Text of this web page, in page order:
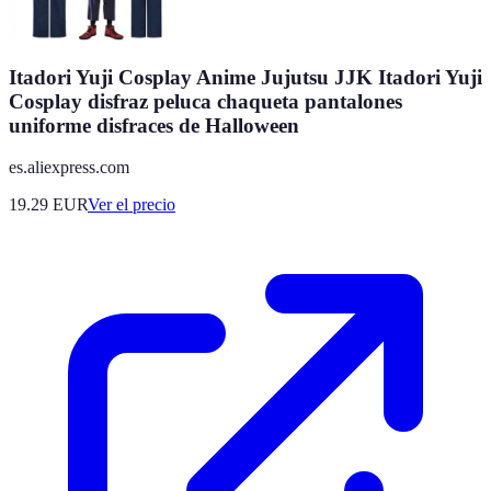
Itadori Yuji Cosplay Anime Jujutsu JJK Itadori Yuji
Cosplay disfraz peluca chaqueta pantalones
uniforme disfraces de Halloween
es.aliexpress.com
19.29 EURVer el precio